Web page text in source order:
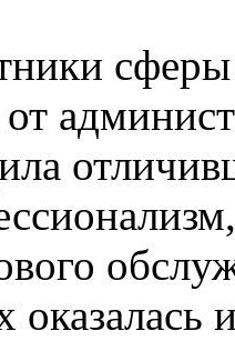
оказалась